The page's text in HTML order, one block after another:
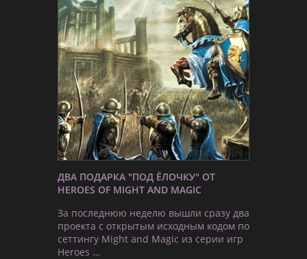
ДВА ПОДАРКА "ПОД ЁЛОЧКУ" ОТ
HEROES OF MIGHT AND MAGIC
За последнюю неделю вышли сразу два
проекта с открытым исходным кодом по
сеттингу Might and Magic из серии игр
Heroes …